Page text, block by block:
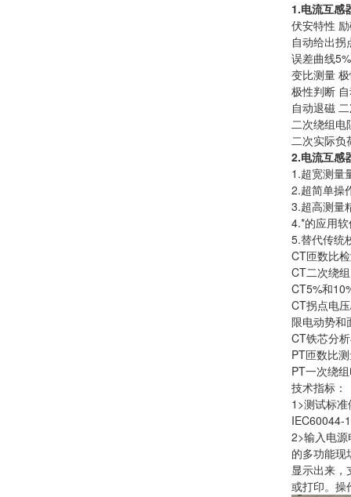
1.电流互感
伏安特性
自动给出
误差曲线
变比测量
极性判断
自动退磁
二次绕组电
二次实际负
2.电流互感
1.超宽测量
2.超简单操
3.超高测量
4.*的应用
5.替代传统
CT匝数比
CT二次绕
CT5%和
CT拐点电
限电动势和
CT铁芯分
PT匝数比
PT一次绕
技术指标：
1>测试标
IEC60044-
2>输入电
的多功能现
显示出来，
或打印。操